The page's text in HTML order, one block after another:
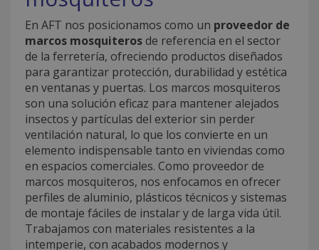
En AFT nos posicionamos como un proveedor de
marcos mosquiterosde referencia en el sector
de la ferretería, ofreciendo productos diseñados
para garantizar protección, durabilidad y estética
en ventanas y puertas. Los marcos mosquiteros
son una solución eficaz para mantener alejados
insectos y partículas del exterior sin perder
ventilación natural, lo que los convierte en un
elemento indispensable tanto en viviendas como
en espacios comerciales. Como proveedor de
marcos mosquiteros, nos enfocamos en ofrecer
perfiles de aluminio, plásticos técnicos y sistemas
de montaje fáciles de instalar y de larga vida útil.
Trabajamos con materiales resistentes a la
intemperie, con acabados modernos y